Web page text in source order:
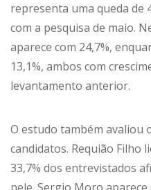
representa uma queda de
com a pesquisa de maio.
aparece com 24,7%,
13,1%, ambos com
levantamento anterior.
O estudo também avaliou
candidatos. Requião Filho
33,7% dos entrevistados